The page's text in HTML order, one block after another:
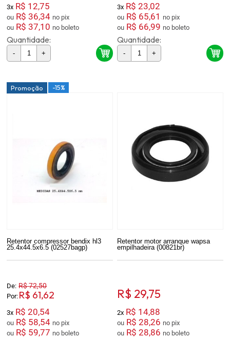
3x R$ 12,75
ou R$ 36,34
no pix
ou R$ 37,10 no boleto
Quantidade:
- +
3x R$ 23,02
ou R$ 65,61
no pix
ou R$ 66,99 no boleto
Quantidade:
- +
Promoção -15%
Retentor compressor bendix hl3
25.4x44.5x6.5 (02527bagp)
De: R$ 72,50
Por: R$ 61,62
3x R$ 20,54
ou R$ 58,54
no pix
ou R$ 59,77 no boleto
Retentor motor arranque wapsa
empilhadeira (00821br)
R$ 29,75
2x R$ 14,88
ou R$ 28,26
no pix
ou R$ 28,86 no boleto